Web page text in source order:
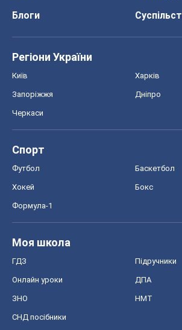
Блоги
Регіони України
Київ Харків
Запоріжжя Дніпро
Черкаси
Спорт
Футбол Баскетбол
Хокей Бокс
Формула-1
Моя школа
ГДЗ Підручники
Онлайн уроки ДПА
ЗНО НМТ
СНД посібники